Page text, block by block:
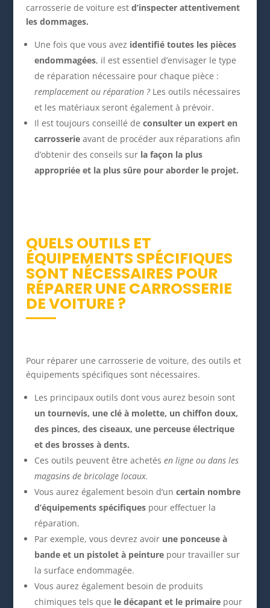
carrosserie de voiture est d’inspecter attentivement
les dommages.
Une fois que vous avez identifié toutes les pièces
endommagées, il est essentiel d’envisager le type
de réparation nécessaire pour chaque pièce :
remplacement ou réparation ? Les outils nécessaires
et les matériaux seront également à prévoir.
Il est toujours conseillé de consulter un expert en
carrosserieavant de procéder aux réparations afin
d’obtenir des conseils sur la façon la plus
appropriée et la plus sûre pour aborder le projet.
QUELS OUTILS ET
ÉQUIPEMENTS SPÉCIFIQUES
SONT NÉCESSAIRES POUR
RÉPARER UNE CARROSSERIE
DE VOITURE ?
Pour réparer une carrosserie de voiture, des outils et
équipements spécifiques sont nécessaires.
Les principaux outils dont vous aurez besoin sont
un tournevis, une clé à molette, un chiffon doux,
des pinces, des ciseaux, une perceuse électrique
et des brosses à dents.
Ces outils peuvent être achetés en ligne ou dans les
magasins de bricolage locaux.
Vous aurez également besoin d’un certain nombre
d’équipements spécifiquespour effectuer la
réparation.
Par exemple, vous devrez avoir une ponceuse à
bande et un pistolet à peinture pour travailler sur
la surface endommagée.
Vous aurez également besoin de produits
chimiques tels que le décapant et le primairepour